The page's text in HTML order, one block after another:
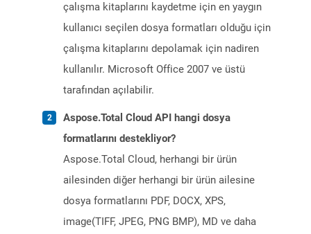
çalışma kitaplarını kaydetme için en yaygın
kullanıcı seçilen dosya formatları olduğu için
çalışma kitaplarını depolamak için nadiren
kullanılır. Microsoft Office 2007 ve üstü
tarafından açılabilir.
Aspose.Total Cloud API hangi dosya
formatlarını destekliyor?
Aspose.Total Cloud, herhangi bir ürün
ailesinden diğer herhangi bir ürün ailesine
dosya formatlarını PDF, DOCX, XPS,
image(TIFF, JPEG, PNG BMP), MD ve daha